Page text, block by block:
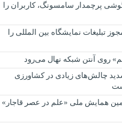
پرچمدار سامسونگ، کاربران را
تبلیغات نمایشگاه بین المللی را
روی آنتن شبکه نهال می‌رود
چالش‌های زیادی در کشاورزی
همایش ملی «علم در عصر قاجار»